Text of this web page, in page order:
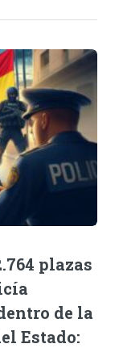
plazas
de la
Estado: